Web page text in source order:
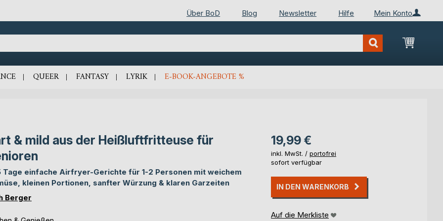
Mein Konto
Über BoD Blog Newsletter Hilfe
Mein
QUEER FANTASY LYRIK E-BOOK-ANGEBOTE %
& mild aus der Heißluftfritteuse für
Tage einfache Airfryer-Gerichte für 1-2 Personen mit weichem
kleinen Portionen, sanfter Würzung & klaren Garzeiten
Berger
19,99 €
inkl. MwSt. / portofrei
sofort verfügbar
IN DEN WARENKORB
Auf die Merkliste